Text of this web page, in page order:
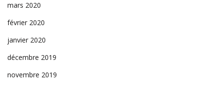
mars 2020
février 2020
janvier 2020
décembre 2019
novembre 2019